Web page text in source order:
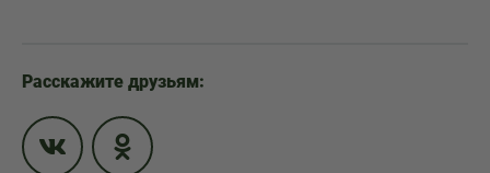
Расскажите друзьям: